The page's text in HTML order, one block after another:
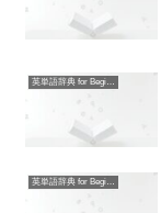
英単語辞典 for Beginners
英単語辞典 for Beginners